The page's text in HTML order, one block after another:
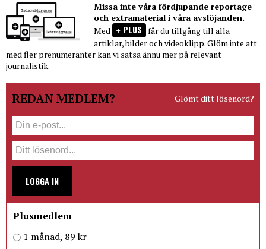
Missa inte våra fördjupande reportage
och extramaterial i våra avslöjanden.
Med
PLUS får du tillgång till alla
artiklar, bilder och videoklipp. Glöm inte att
med fler prenumeranter kan vi satsa ännu mer på relevant
journalistik.
REDAN MEDLEM? Glömt ditt lösenord?
LOGGA IN
Plusmedlem
1 månad, 89 kr